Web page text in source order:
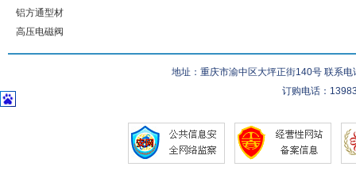
铝方通型材
高压电磁阀
地址：重庆市渝中区大坪正街140号 联系
订购电话：